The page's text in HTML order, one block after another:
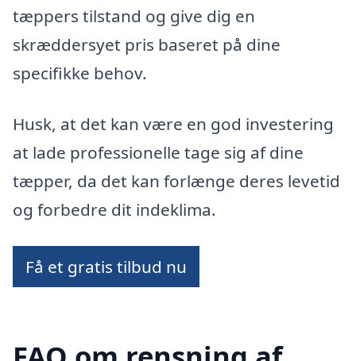
tæppers tilstand og give dig en
skræddersyet pris baseret på dine
specifikke behov.
Husk, at det kan være en god investering
at lade professionelle tage sig af dine
tæpper, da det kan forlænge deres levetid
og forbedre dit indeklima.
Få et gratis tilbud nu